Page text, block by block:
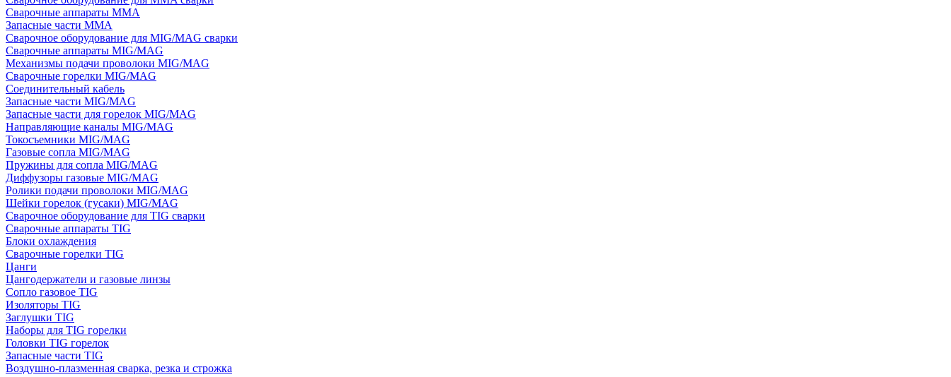
Сварочные аппараты MMA
Запасные части MMA
Сварочное оборудование для MIG/MAG сварки
Сварочные аппараты MIG/MAG
Механизмы подачи проволоки MIG/MAG
Сварочные горелки MIG/MAG
Соединительный кабель
Запасные части MIG/MAG
Запасные части для горелок MIG/MAG
Направляющие каналы MIG/MAG
Токосъемники MIG/MAG
Газовые сопла MIG/MAG
Пружины для сопла MIG/MAG
Диффузоры газовые MIG/MAG
Ролики подачи проволоки MIG/MAG
Шейки горелок (гусаки) MIG/MAG
Сварочное оборудование для TIG сварки
Сварочные аппараты TIG
Блоки охлаждения
Сварочные горелки TIG
Цанги
Цангодержатели и газовые линзы
Сопло газовое TIG
Изоляторы TIG
Заглушки TIG
Наборы для TIG горелки
Головки TIG горелок
Запасные части TIG
Воздушно-плазменная сварка, резка и строжка